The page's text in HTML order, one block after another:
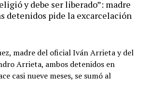
y debe ser liberado”: madre
detenidos pide la excarcelación
madre del oficial Iván Arrieta y del
Arrieta, ambos detenidos en
casi nueve meses, se sumó al